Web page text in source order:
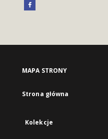
MAPA STRONY
Strona główna
Kolekcje